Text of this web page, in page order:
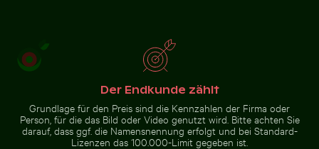
Der Endkunde zählt
Grundlage für den Preis sind die Kennzahlen der Firma oder
Person, für die das Bild oder Video genutzt wird. Bitte achten Sie
darauf, dass ggf. die Namensnennung erfolgt und bei Standard-
Lizenzen das 100.000-Limit gegeben ist.